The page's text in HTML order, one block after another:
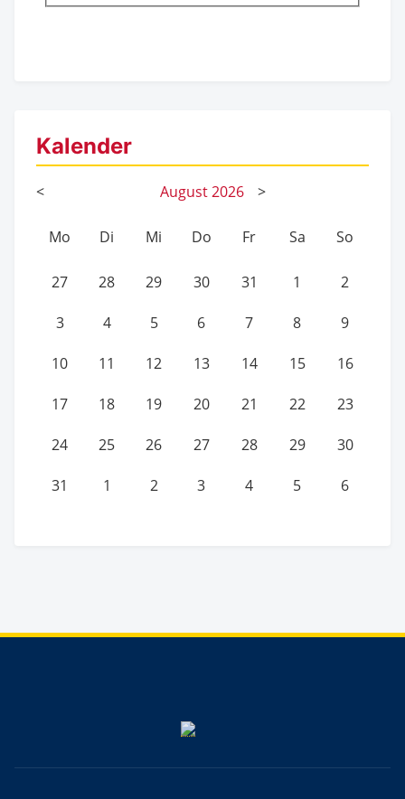
Kalender
< August2026 >
Mo Di Mi Do Fr Sa So
27 28 29 30 31 1 2
3 4 5 6 7 8 9
10 11 12 13 14 15 16
17 18 19 20 21 22 23
24 25 26 27 28 29 30
31 1 2 3 4 5 6